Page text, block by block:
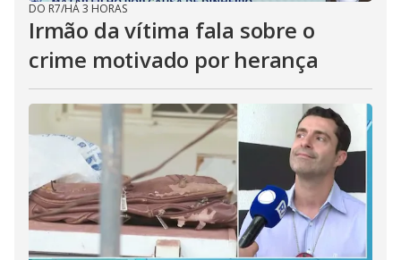
DO R7/HÁ 3 HORAS
Irmão da vítima fala sobre o
crime motivado por herança